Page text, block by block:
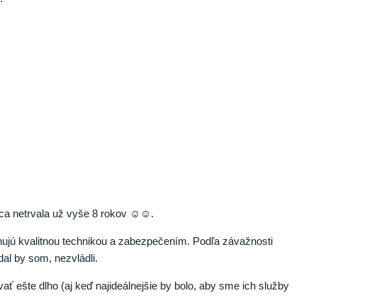
netrvala už vyše 8 rokov ☺☺.
kvalitnou technikou a zabezpečením. Podľa závažnosti
by som, nezvládli.
ešte dlho (aj keď najideálnejšie by bolo, aby sme ich služby